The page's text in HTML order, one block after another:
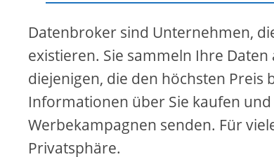
Datenbroker sind Unternehmen,
existieren. Sie sammeln Ihre
diejenigen, die den höchsten Preis
Informationen über Sie kaufen
Werbekampagnen senden. Für
Privatsphäre.